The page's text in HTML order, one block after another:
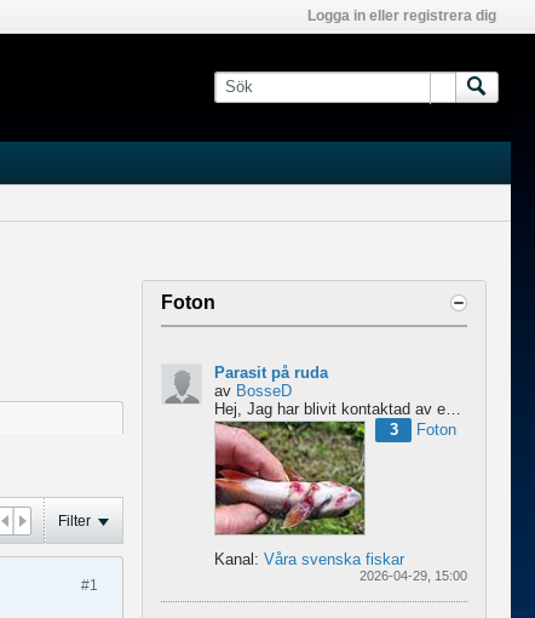
Logga in eller registrera dig
Filter
#1
Foton
Parasit på ruda
av BosseD
Hej, Jag har blivit kontaktad av en forskare från Polen som är på jakt efter material av...
3
Foton
Kanal: Våra svenska fiskar
2026-04-29, 15:00